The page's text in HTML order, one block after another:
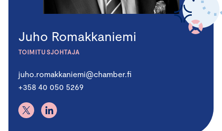
Juho Romakkaniemi
TOIMITUSJOHTAJA
juho.romakkaniemi@chamber.fi
+358 40 050 5269